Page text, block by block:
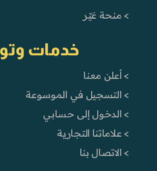
> منحة غيّر
خدمات
> أعلن معنا
> التسجيل في الموسوعة
> الدخول إلى حسابي
> علاماتنا التجارية
> الاتصال بنا